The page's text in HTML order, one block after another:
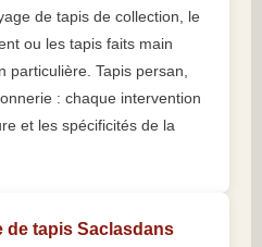
de tapis de collection, le
ou les tapis faits main
particulière. Tapis persan,
: chaque intervention
et les spécificités de la
de tapis Saclasdans